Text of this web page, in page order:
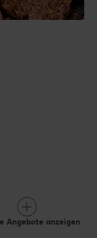
Angebote anzeigen